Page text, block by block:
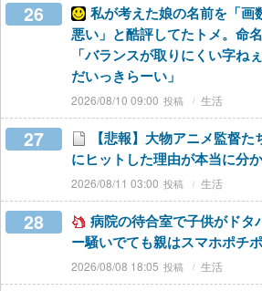
26
私が考えた娘の名前を「画
悪い」と酷評してたトメ。命
「バランスが取りにくい字ね
だいっきらーい」
2026/08/10 09:00 生活
27
【悲報】大物アニメ監督
にヒットした理由が本当に分
2026/08/11 03:00 生活
28
病院の待合室で子供がドタ
ー騒いでても親はスマホポチ
2026/08/08 18:05 生活